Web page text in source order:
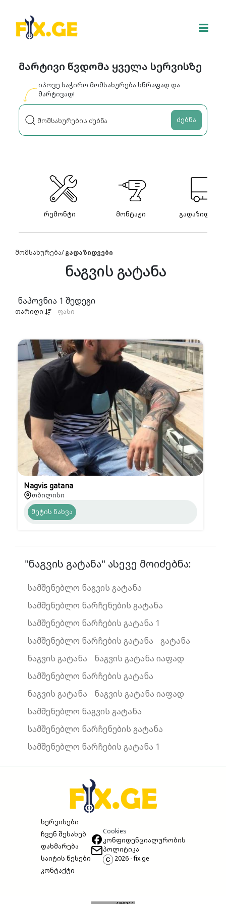
მარტივი წვდომა ყველა სერვისზე
იპოვე საჭირო მომსახურება სწრაფად და
მარტივად!
ძებნა
რემონტი მონტაჟი გადაზიდვები
მომსახურება/გადაზიდვები
ნაგვის გატანა
ნაპოვნია 1 შედეგი
თარიღი ფასი
Nagvis gatana
თბილისი
მეტის ნახვა
"ნაგვის გატანა" ასევე მოიძებნა:
სამშენებლო ნაგვის გატანა
სამშენებლო ნარჩენების გატანა
სამშენებლო ნარჩების გატანა 1
სამშენებლო ნარჩების გატანა
გატანა
ნაგვის გატანა
ნაგვის გატანა იაფად
სამშენებლო ნარჩების გატანა
ნაგვის გატანა
ნაგვის გატანა იაფად
სამშენებლო ნაგვის გატანა
სამშენებლო ნარჩენების გატანა
სამშენებლო ნარჩების გატანა 1
სერვისები
ჩვენ შესახებ
დახმარება
საიტის წესები
კონტაქტი
Cookies
კონფიდენციალურობის
პოლიტიკა
2026 - fix.ge